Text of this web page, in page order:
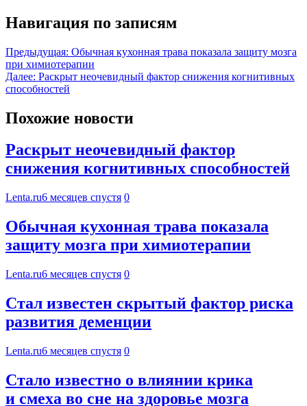
Навигация по записям
Предыдущая: Обычная кухонная трава показала защиту мозга
при химиотерапии
Далее: Раскрыт неочевидный фактор снижения когнитивных
способностей
Похожие новости
Раскрыт неочевидный фактор
снижения когнитивных способностей
Lenta.ru6 месяцев спустя 0
Обычная кухонная трава показала
защиту мозга при химиотерапии
Lenta.ru6 месяцев спустя 0
Стал известен скрытый фактор риска
развития деменции
Lenta.ru6 месяцев спустя 0
Стало известно о влиянии крика
и смеха во сне на здоровье мозга